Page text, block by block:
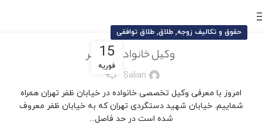
15
فوریه
حقوق و تکالیف زوجه, طلاق, طلاق توافقی
وکیل خانواده در ظفر
Salian
0
امروز با معرفی وکیل تخصصی خانواده در خیابان ظفر تهران همراه
شماییم. خیابان شهید دستگردی تهران که به خیابان ظفر معروف
شده است در حد فاصل...